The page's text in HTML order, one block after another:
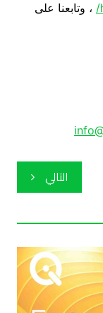
، وتابعنا على
التالي